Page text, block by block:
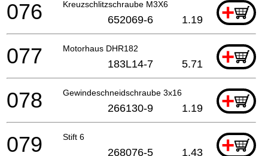
Kreuzschlitzschraube M3X6 +
076 652069-6 1.19
Motorhaus DHR182 +
077 183L14-7 5.71
Gewindeschneidschraube 3x16 +
078 266130-9 1.19
Stift 6 +
079 268076-5 1.43